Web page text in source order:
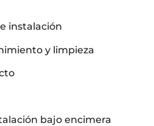
instalación
y limpieza
bajo encimera